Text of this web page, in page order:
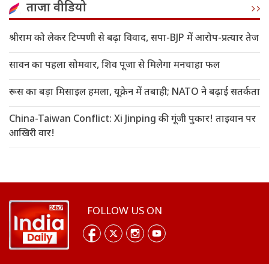
ताजा वीडियो
श्रीराम को लेकर टिप्पणी से बढ़ा विवाद, सपा-BJP में आरोप-प्रत्यार तेज
सावन का पहला सोमवार, शिव पूजा से मिलेगा मनचाहा फल
रूस का बड़ा मिसाइल हमला, यूक्रेन में तबाही; NATO ने बढ़ाई सतर्कता
China-Taiwan Conflict: Xi Jinping की गूंजी पुकार! ताइवान पर
आखिरी वार!
FOLLOW US ON